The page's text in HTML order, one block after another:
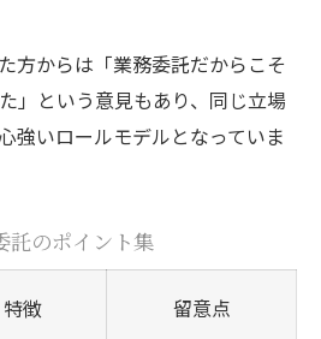
方からは「業務委託だからこそ
」という意見もあり、同じ立場
強いロールモデルとなっていま
託のポイント集
特徴 留意点